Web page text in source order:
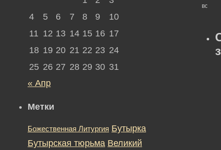
всего)
4
5 6 7 8 9
10
11 12 13 14 15 16 17
18 19 20 21 22 23 24
25 26 27 28 29 30 31
« Апр
Метки
Божественная Литургия Бутырка
Бутырская тюрьма Великий